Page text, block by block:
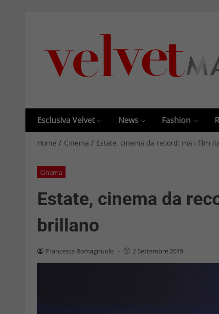
Esclusiva Velvet News Fashion
Home / Cinema / Estate, cinema da record: ma i film
Cinema
Estate, cinema da
brillano
Francesca Romagnuolo - 2 Settembre 2019